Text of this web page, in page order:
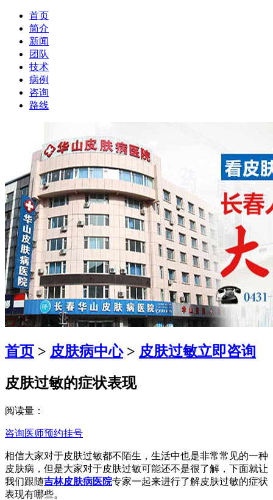
首页
简介
新闻
团队
技术
病例
咨询
路线
首页 > 皮肤病中心> 皮肤过敏立即咨询
皮肤过敏的症状表现
阅读量：
咨询医师预约挂号
相信大家对于皮肤过敏都不陌生，生活中也是非常常见的一种
皮肤病，但是大家对于皮肤过敏可能还不是很了解，下面就让
我们跟随吉林皮肤病医院专家一起来进行了解皮肤过敏的症状
表现有哪些。